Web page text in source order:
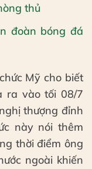
thủ
đoàn bóng đá
Mỹ cho biết
ra vào tối 08/7
thượng đỉnh
này nói thêm
thời điểm ông
ngoài khiến